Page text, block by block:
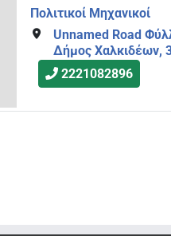
Πολιτικοί Μηχανικοί
Unnamed Road
Δήμος Χαλκιδέων,
2221082896